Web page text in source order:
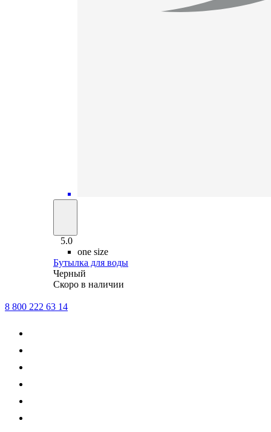
5.0
one size
Бутылка для воды
Черный
Скоро в наличии
8 800 222 63 14